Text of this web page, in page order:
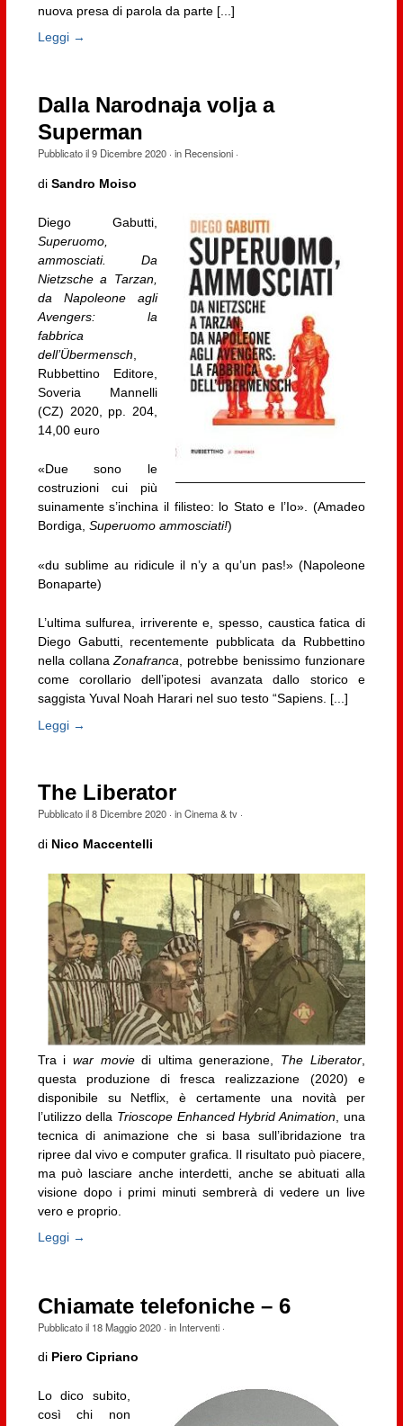
nuova presa di parola da parte [...]
Leggi →
Dalla Narodnaja volja a
Superman
Pubblicato il9 Dicembre 2020· in Recensioni·
di Sandro Moiso
Diego Gabutti,
Superuomo,
ammosciati. Da
Nietzsche a Tarzan,
da Napoleone agli
Avengers: la
fabbrica
dell’Übermensch
Rubbettino Editore,
Soveria Mannelli
(CZ) 2020, pp. 204,
14,00 euro
«Due sono le
costruzioni cui più
suinamente s’inchina il filisteo: lo Stato e l’Io». (Amadeo
Bordiga, Superuomo ammosciati!)
«du sublime au ridicule il n’y a qu’un pas!» (Napoleone
Bonaparte)
L’ultima sulfurea, irriverente e, spesso, caustica fatica di
Diego Gabutti, recentemente pubblicata da Rubbettino
nella collanaZonafranca , potrebbe benissimo funzionare
come corollario dell’ipotesi avanzata dallo storico e
saggista Yuval Noah Harari nel suo testo “Sapiens. [...]
Leggi →
The Liberator
Pubblicato il8 Dicembre 2020· inCinema & tv·
di Nico Maccentelli
Tra i war moviedi ultima generazione, The Liberator,
questa produzione di fresca realizzazione (2020) e
disponibile su Netflix, è certamente una novità per
l’utilizzo della Trioscope Enhanced Hybrid Animation , una
tecnica di animazione che si basa sull’ibridazione tra
ripree dal vivo e computer grafica. Il risultato può piacere,
ma può lasciare anche interdetti, anche se abituati alla
visione dopo i primi minuti sembrerà di vedere un live
vero e proprio.
Leggi →
Chiamate telefoniche – 6
Pubblicato il 18 Maggio 2020· in Interventi·
di Piero Cipriano
Lo dico subito,
così chi non